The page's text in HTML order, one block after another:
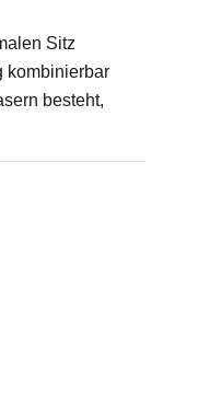
Sitz
kombinierbar
besteht,